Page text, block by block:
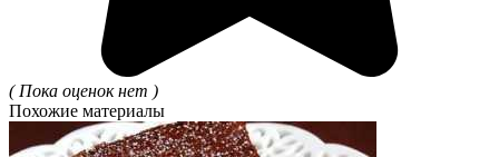
( Пока оценок нет )
Похожие материалы